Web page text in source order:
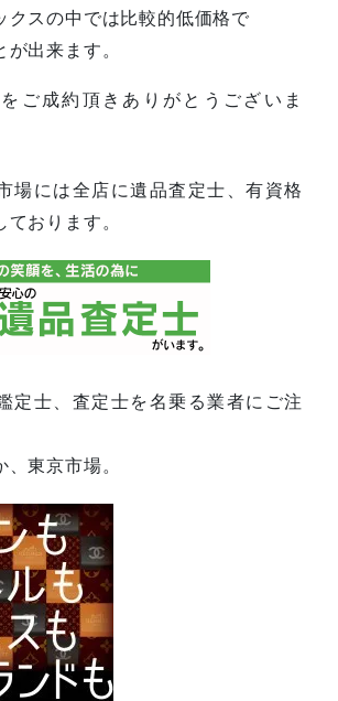
クスの中では比較的低価格で
出来ます。
ご成約頂きありがとうございま
場には全店に遺品査定士、有資格
おります。
定士、査定士を名乗る業者にご注
東京市場。